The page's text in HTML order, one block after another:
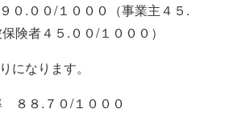
０.００/１０００（事業主４５.
険者４５.００/１０００）
になります。
８８.７０/１０００